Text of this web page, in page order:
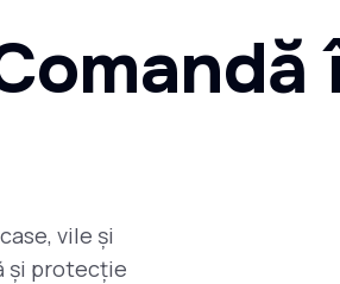
vile și
și protecție